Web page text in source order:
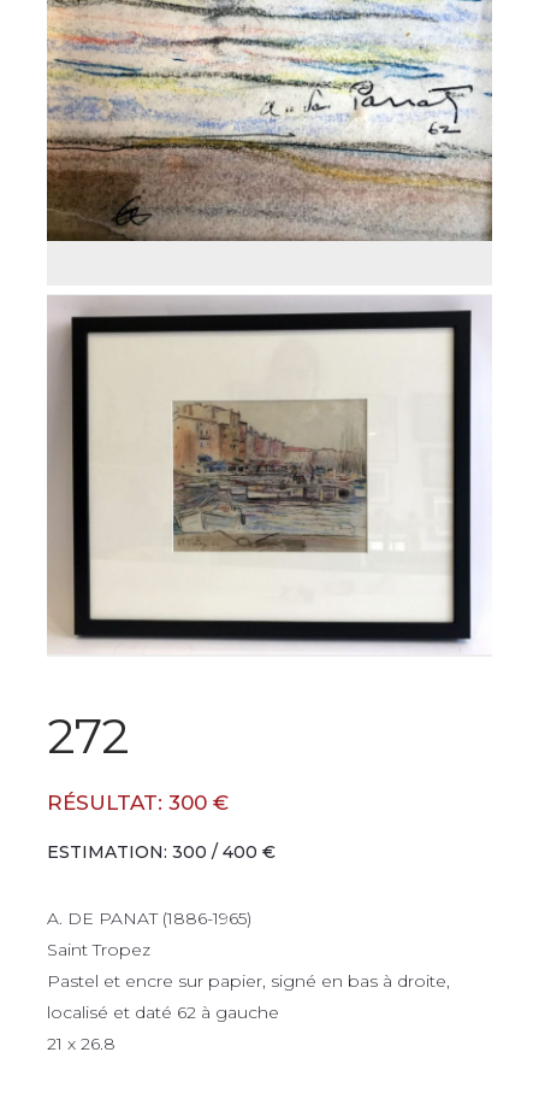
272
RÉSULTAT: 300 €
ESTIMATION: 300 / 400 €
A. DE PANAT (1886-1965)
Saint Tropez
Pastel et encre sur papier, signé en bas à droite,
localisé et daté 62 à gauche
21 x 26.8